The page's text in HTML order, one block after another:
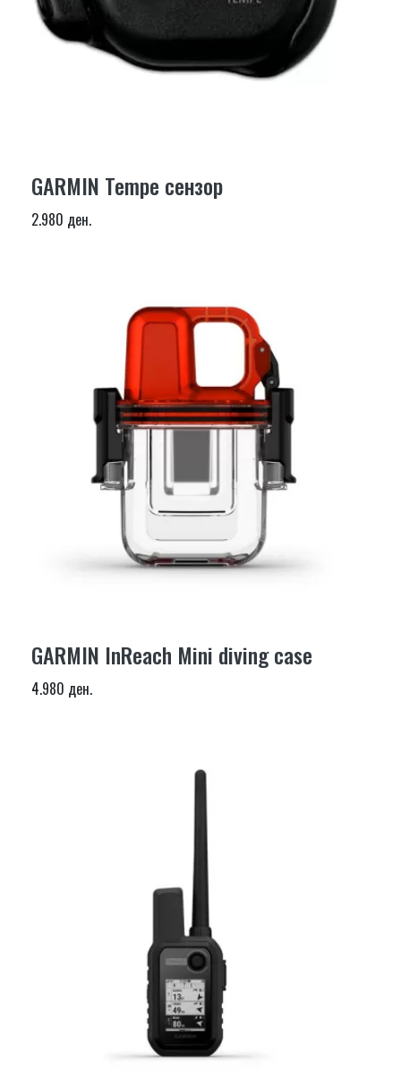
GARMIN Tempe сензор
2.980 ден.
GARMIN InReach Mini diving case
4.980 ден.